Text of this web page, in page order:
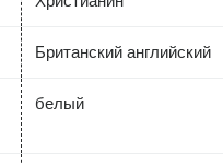
Британский английский
белый